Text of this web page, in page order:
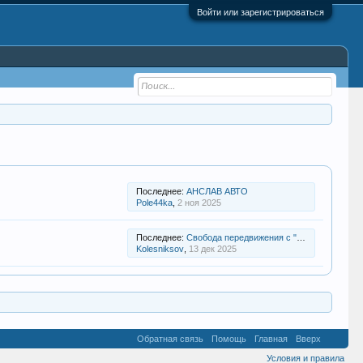
Войти или зарегистрироваться
Последнее: АНСЛАВ АВТО
Pole44ka, 2 ноя 2025
Последнее: Свобода передвижения с "Впуть!": исследуем окрестности Петербурга
Kolesniksov, 13 дек 2025
Обратная связь Помощь Главная
Вверх
Условия и правила